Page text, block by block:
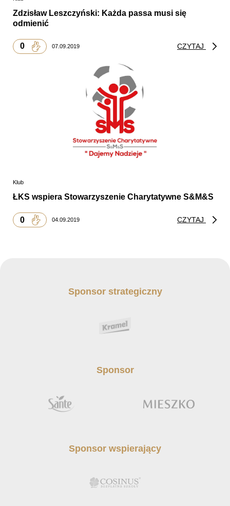
Zdzisław Leszczyński: Każda passa musi się
odmienić
0 07.09.2019 CZYTAJ
Klub
ŁKS wspiera Stowarzyszenie Charytatywne S&M&S
0 04.09.2019 CZYTAJ
Sponsor strategiczny
Sponsor
Sponsor wspierający